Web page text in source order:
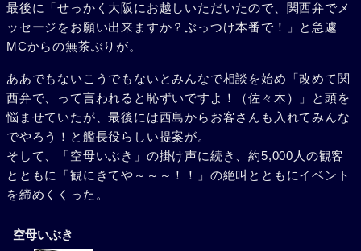
最後に「せっかく大阪にお越しいただいたので、関西弁でメ
ッセージをお願い出来ますか？ぶっつけ本番で！」と急遽
MCからの無茶ぶりが。
ああでもないこうでもないとみんなで相談を始め「改めて関
西弁で、って言われると恥ずいですよ！（佐々木）」と頭を
悩ませていたが、最後には西島からお客さんも入れてみんな
でやろう！と艦長役らしい提案が。
そして、「空母いぶき」の掛け声に続き、約5,000人の観客
とともに「観にきてや～～～！！」の絶叫とともにイベント
を締めくくった。
空母いぶき